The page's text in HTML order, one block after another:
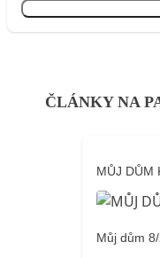
ČLÁNKY NA
MŮJ DŮM
Můj dům